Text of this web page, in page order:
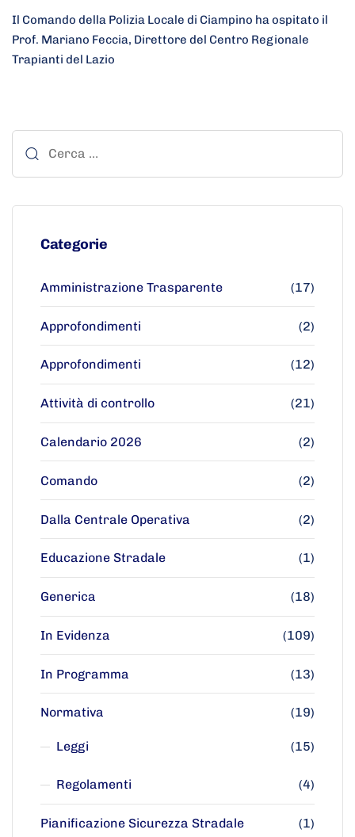
Il Comando della Polizia Locale di Ciampino ha ospitato il
Prof. Mariano Feccia, Direttore del Centro Regionale
Trapianti del Lazio
Categorie
Amministrazione Trasparente (17)
Approfondimenti (2)
Approfondimenti (12)
Attività di controllo (21)
Calendario 2026 (2)
Comando (2)
Dalla Centrale Operativa (2)
Educazione Stradale (1)
Generica (18)
In Evidenza (109)
In Programma (13)
Normativa (19)
Leggi (15)
Regolamenti (4)
Pianificazione Sicurezza Stradale (1)